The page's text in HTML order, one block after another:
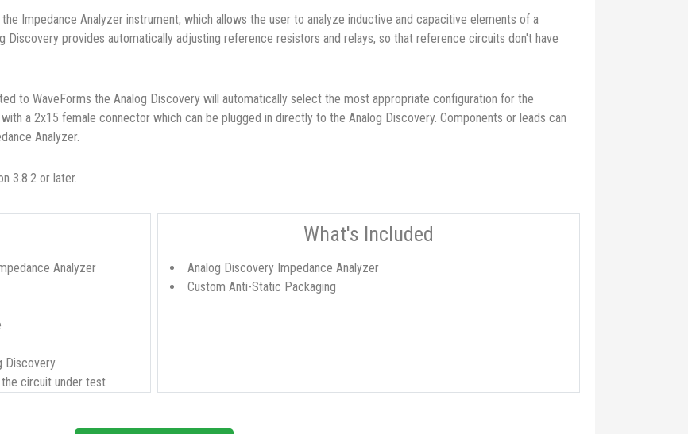
Impedance Analyzer instrument, which allows the user to analyze inductive and capacitive elements of a
Discovery provides automatically adjusting reference resistors and relays, so that reference circuits don't have
to WaveForms the Analog Discovery will automatically select the most appropriate configuration for the
a 2x15 female connector which can be plugged in directly to the Analog Discovery. Components or leads can
Analyzer.
3.8.2 or later.
Analyzer
Discovery
circuit under test
What's Included
Analog Discovery Impedance Analyzer
Custom Anti-Static Packaging